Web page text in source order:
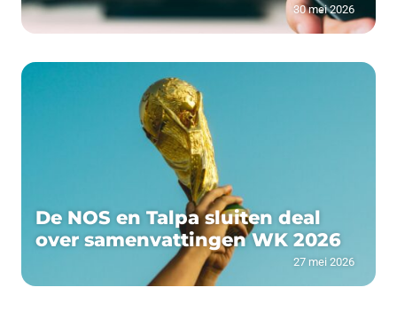
30 mei 2026
De NOS en Talpa sluiten deal
over samenvattingen WK 2026
27 mei 2026